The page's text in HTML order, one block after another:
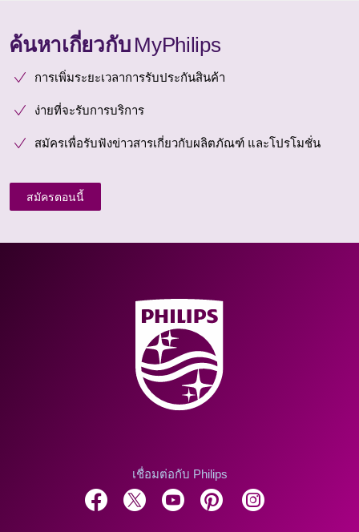
ค้นหาเกี่ยวกับ MyPhilips
การเพิ่มระยะเวลาการรับประกันสินค้า
ง่ายที่จะรับการบริการ
สมัครเพื่อรับฟังข่าวสารเกี่ยวกับผลิตภัณฑ์ และโปรโมชั่น
สมัครตอนนี้
เชื่อมต่อกับ Philips